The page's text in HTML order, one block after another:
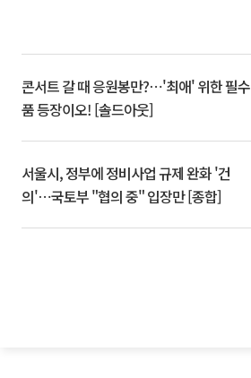
콘서트 갈 때 응원봉만?⋯'최애' 위한 필수
품 등장이오! [솔드아웃]
서울시, 정부에 정비사업 규제 완화 '건
의'⋯국토부 "협의 중" 입장만 [종합]